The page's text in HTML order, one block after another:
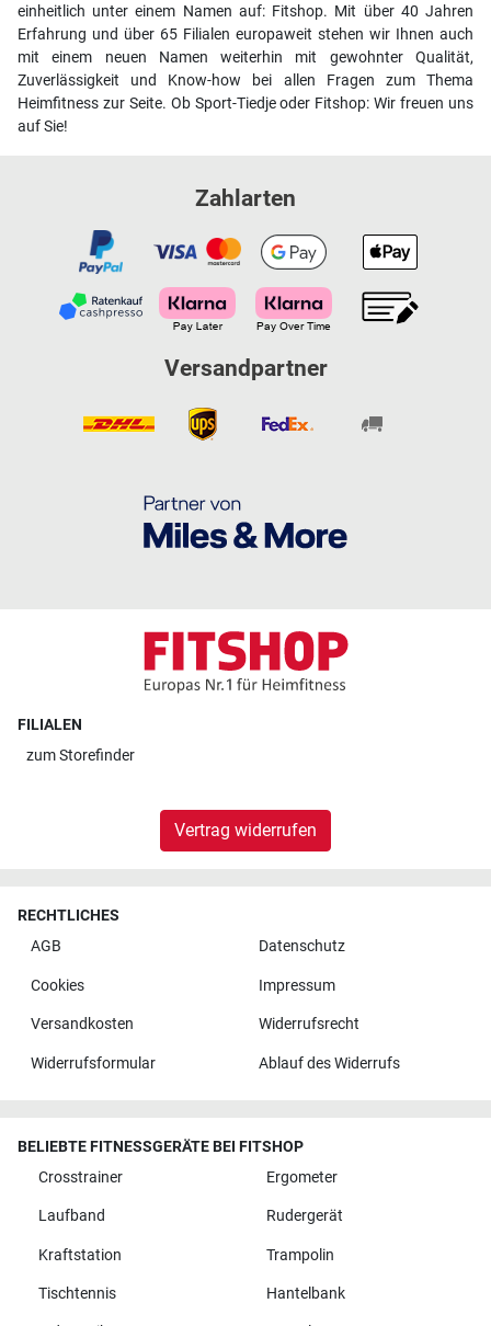
einheitlich unter einem Namen auf: Fitshop. Mit über 40 Jahren
Erfahrung und über 65 Filialen europaweit stehen wir Ihnen auch
mit einem neuen Namen weiterhin mit gewohnter Qualität,
Zuverlässigkeit und Know-how bei allen Fragen zum Thema
Heimfitness zur Seite. Ob Sport-Tiedje oder Fitshop: Wir freuen uns
auf Sie!
Zahlarten
Versandpartner
FILIALEN
zumStorefinder
Vertrag widerrufen
RECHTLICHES
AGB
Datenschutz
Cookies Impressum
Versandkosten Widerrufsrecht
Widerrufsformular Ablauf des Widerrufs
BELIEBTE FITNESSGERÄTE BEI FITSHOP
Crosstrainer
Ergometer
Laufband Rudergerät
Kraftstation Trampolin
Tischtennis Hantelbank